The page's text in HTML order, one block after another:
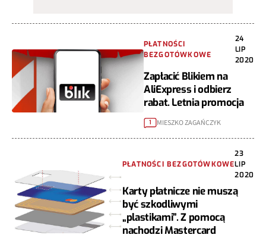
PŁATNOŚCI
BEZGOTÓWKOWE
24
LIP
2020
Zapłacić Blikiem na
AliExpress i odbierz
rabat. Letnia promocja
1 MIESZKO ZAGAŃCZYK
PŁATNOŚCI BEZGOTÓWKOWE
23
LIP
2020
Karty płatnicze nie muszą
być szkodliwymi
„plastikami”. Z pomocą
nachodzi Mastercard